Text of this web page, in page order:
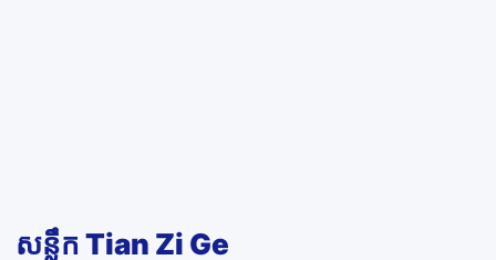
សន្លឹក Tian Zi Ge